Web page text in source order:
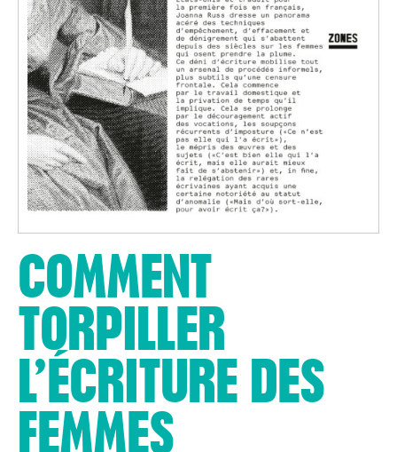
COMMENT
TORPILLER
L’ÉCRITURE DES
FEMMES